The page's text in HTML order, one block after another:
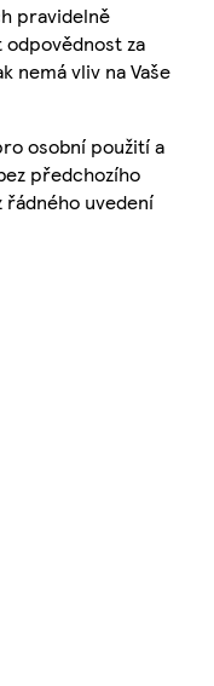
pravidelně
odpovědnost za
nemá vliv na Vaše
osobní použití a
předchozího
řádného uvedení